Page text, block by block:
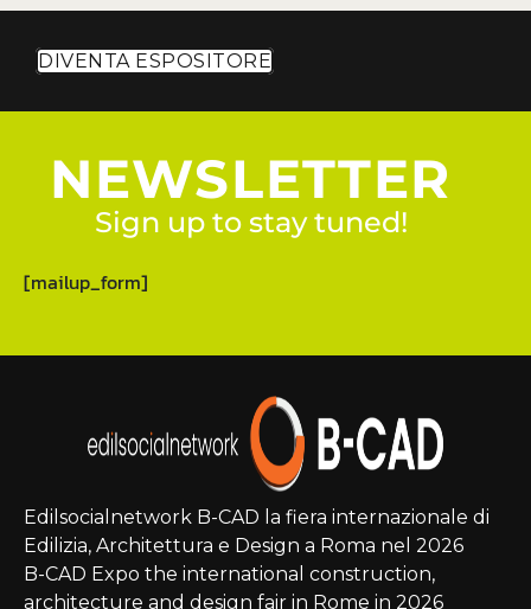
DIVENTA ESPOSITORE
NEWSLETTER
Sign up to stay tuned!
[mailup_form]
Edilsocialnetwork B-CAD la fiera internazionale di
Edilizia, Architettura e Design a Roma nel 2026
B-CAD Expo the international construction,
architecture and design fair in Rome in 2026